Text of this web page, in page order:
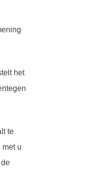
het
te
u